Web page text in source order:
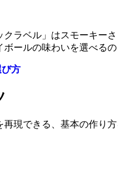
ラベル」はスモーキー
ールの味わいを選べる
び方
現できる、基本の作り方